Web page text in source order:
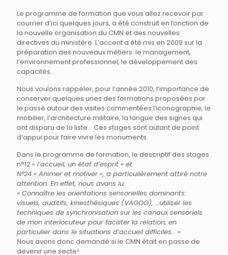
Le programme de formation que vous allez recevoir par
courrier d’ici quelques jours, a été construit en fonction de
la nouvelle organisation du CMN et des nouvelles
directives du ministère. L’accent a été mis en 2009 sur la
préparation des nouveaux métiers: le management,
l’environnement professionnel, le développement des
capacités…
Nous voulons rappeler, pour l’année 2010, l’importance de
conserver quelques unes des formations proposées par
le passé autour des visites commentées:l’iconographie, le
mobilier, l’architecture militaire, la langue des signes qui
ont disparu de la liste… Ces stages sont autant de point
d’appui pour faire vivre les monuments.
Dans le programme de formation, le descriptif des stages
n°12« l’accueil, un état d’esprit » et
N°24 « Animer et motiver », a particulièrement attiré notre
attention. En effet, nous avons lu:
« Connaître les orientations sensorielles dominants:
visuels, auditifs, kinesthésiques (VAGOG), …utiliser les
techniques de synchronisation sur les canaux sensoriels
de mon interlocuteur pour faciliter la relation, en
particulier dans le situations d’accueil difficiles… »
Nous avons donc demandé si le CMN était en passe de
devenir une secte!